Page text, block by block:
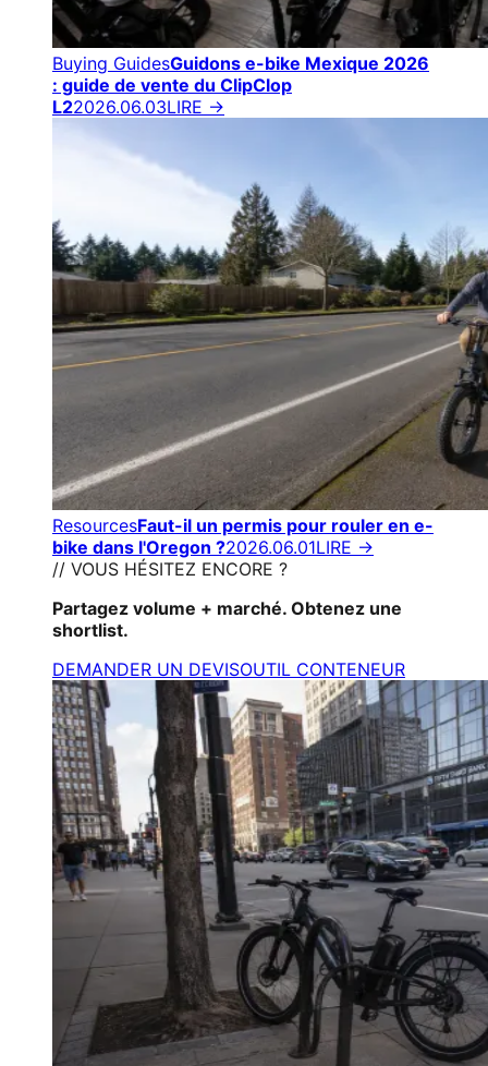
Buying GuidesGuidons e-bike Mexique 2026
: guide de vente du ClipClop
L22026.06.03LIRE →
ResourcesFaut-il un permis pour rouler en e-
bike dans l'Oregon ?2026.06.01LIRE →
// VOUS HÉSITEZ ENCORE ?
Partagez volume + marché. Obtenez une
shortlist.
DEMANDER UN DEVISOUTIL CONTENEUR